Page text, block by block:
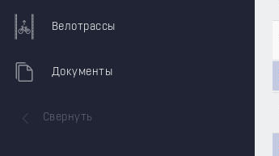
Велотрассы
Документы
Свернуть